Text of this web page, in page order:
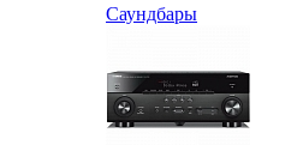
Саундбары